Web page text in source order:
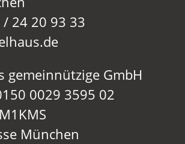
24 20 93 33
gemeinnützige GmbH
0029 3595 02
München